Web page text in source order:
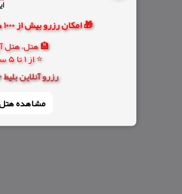
🎁 امکان رزرو بیش از 1000 هتل و اقامتگاه مشهد با 80% تخفیف واقعی
🏨 هتل، هتل
⭐ از 1 تا 5 ستاره | فولبرد | نزدیک حرم
رزرو آنلاین
مشاهده